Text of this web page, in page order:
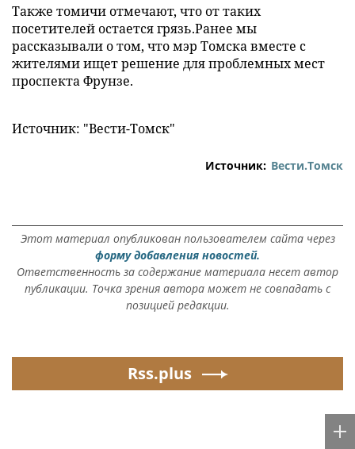
Также томичи отмечают, что от таких
посетителей остается грязь.Ранее мы
рассказывали о том, что мэр Томска вместе с
жителями ищет решение для проблемных мест
проспекта Фрунзе.
Источник: "Вести-Томск"
Источник: Вести.Томск
Этот материал опубликован пользователем сайта через
форму добавления новостей.
Ответственность за содержание материала несет автор
публикации. Точка зрения автора может не совпадать с
позицией редакции.
Rss.plus